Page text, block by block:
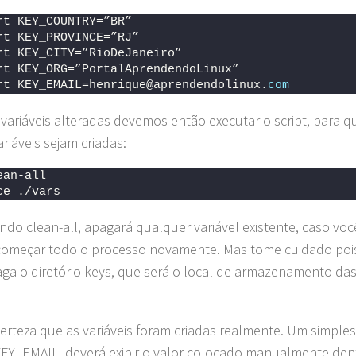
KEY_COUNTRY=”BR”
KEY_PROVINCE=”RJ”
KEY_CITY=”RioDeJaneiro”
KEY_ORG=”PortalAprendendoLinux”
KEY_EMAIL=henrique@aprendendolinux. com
alteradas devemos então executar o script, para
sejam criadas:
all
./vars
clean-all, apagará qualquer variável existente, caso
todo o processo novamente. Mas tome cuidado
o diretório keys, que será o local de armazenamento das
que as variáveis foram criadas realmente. Um simples